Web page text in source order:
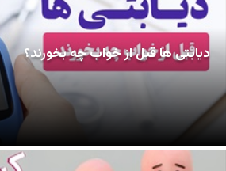
دیابتی ها قبل از خواب چه بخورند؟